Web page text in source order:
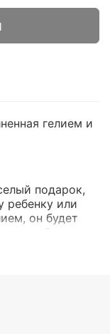
гелием и
подарок,
ребенку или
он будет
всеобщее
еще
мероприятия